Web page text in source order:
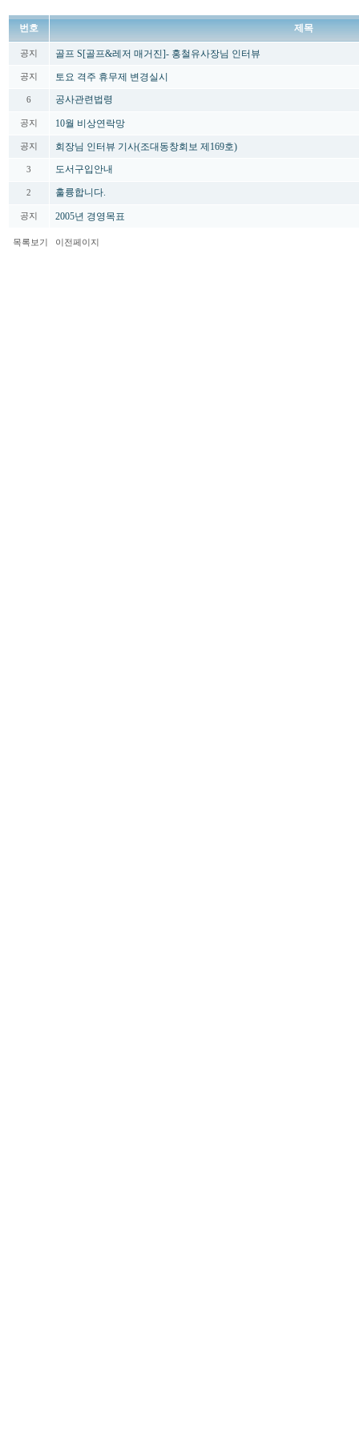
번호 제목
공지 골프 S[골프&레저 매거진]- 홍철유사장님 인터뷰
공지 토요 격주 휴무제 변경실시
6 공사관련법령
공지 10월 비상연락망
공지 회장님 인터뷰 기사(조대동창회보 제169호)
3 도서구입안내
2 훌륭합니다.
공지 2005년 경영목표
목록보기 이전페이지